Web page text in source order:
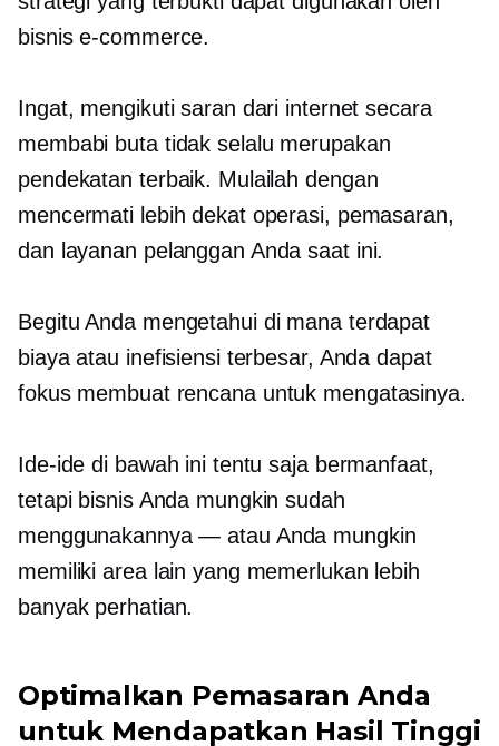
bisnis e-commerce.
Ingat, mengikuti saran dari internet secara
membabi buta tidak selalu merupakan
pendekatan terbaik. Mulailah dengan
mencermati lebih dekat operasi, pemasaran,
dan layanan pelanggan Anda saat ini.
Begitu Anda mengetahui di mana terdapat
biaya atau inefisiensi terbesar, Anda dapat
fokus membuat rencana untuk mengatasinya.
Ide-ide di bawah ini tentu saja bermanfaat,
tetapi bisnis Anda mungkin sudah
menggunakannya — atau Anda mungkin
memiliki area lain yang memerlukan lebih
banyak perhatian.
Optimalkan Pemasaran Anda
untuk Mendapatkan Hasil Tinggi